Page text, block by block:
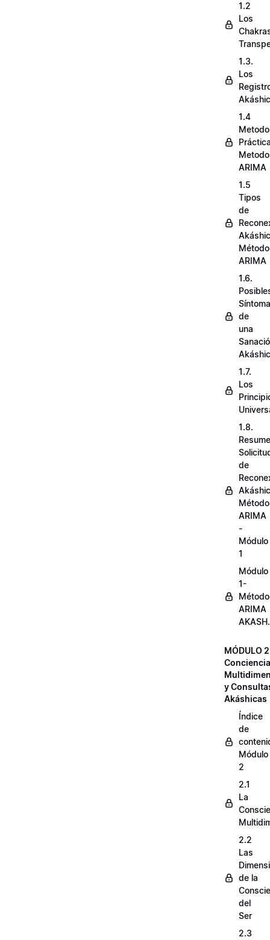
1.2
Los
1.3.
Los
1.4
Metodo
ARIMA
1.5
Tipos
de
Método
ARIMA
1.6.
de
una
1.7.
Los
1.8.
de
Método
ARIMA
-
Módulo
1
Módulo
1-
Método
ARIMA
MÓDULO
Conciencia
y
Akáshicas
Índice
de
Módulo
2
2.1
La
2.2
Las
de la
del
Ser
2.3